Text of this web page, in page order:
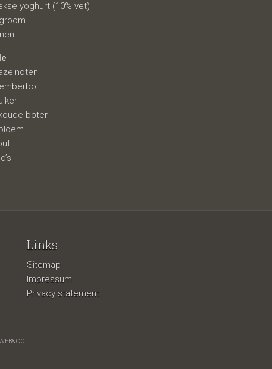
yoghurt (10% vet)
boter
Links
Sitemap
Impressum
Privacy statement